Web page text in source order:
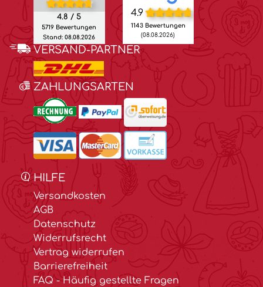
4.8 / 5
5719 Bewertungen
Stand: 08.08.2026
4.9
1143 Bewertungen
(08.08.2026)
VERSAND-PARTNER
ZAHLUNGSARTEN
HILFE
Versandkosten
AGB
Datenschutz
Widerrufsrecht
Vertrag widerrufen
Barrierefreiheit
FAQ - Häufig gestellte Fragen